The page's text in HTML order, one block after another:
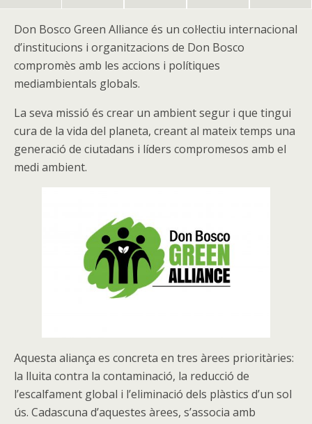
Don Bosco Green Alliance és un col·lectiu internacional
d’institucions i organitzacions de Don Bosco
compromès amb les accions i polítiques
mediambientals globals.
La seva missió és crear un ambient segur i que tingui
cura de la vida del planeta, creant al mateix temps una
generació de ciutadans i líders compromesos amb el
medi ambient.
Aquesta aliança es concreta en tres àrees prioritàries:
la lluita contra la contaminació, la reducció de
l’escalfament global i l’eliminació dels plàstics d’un sol
ús. Cadascuna d’aquestes àrees, s’associa amb